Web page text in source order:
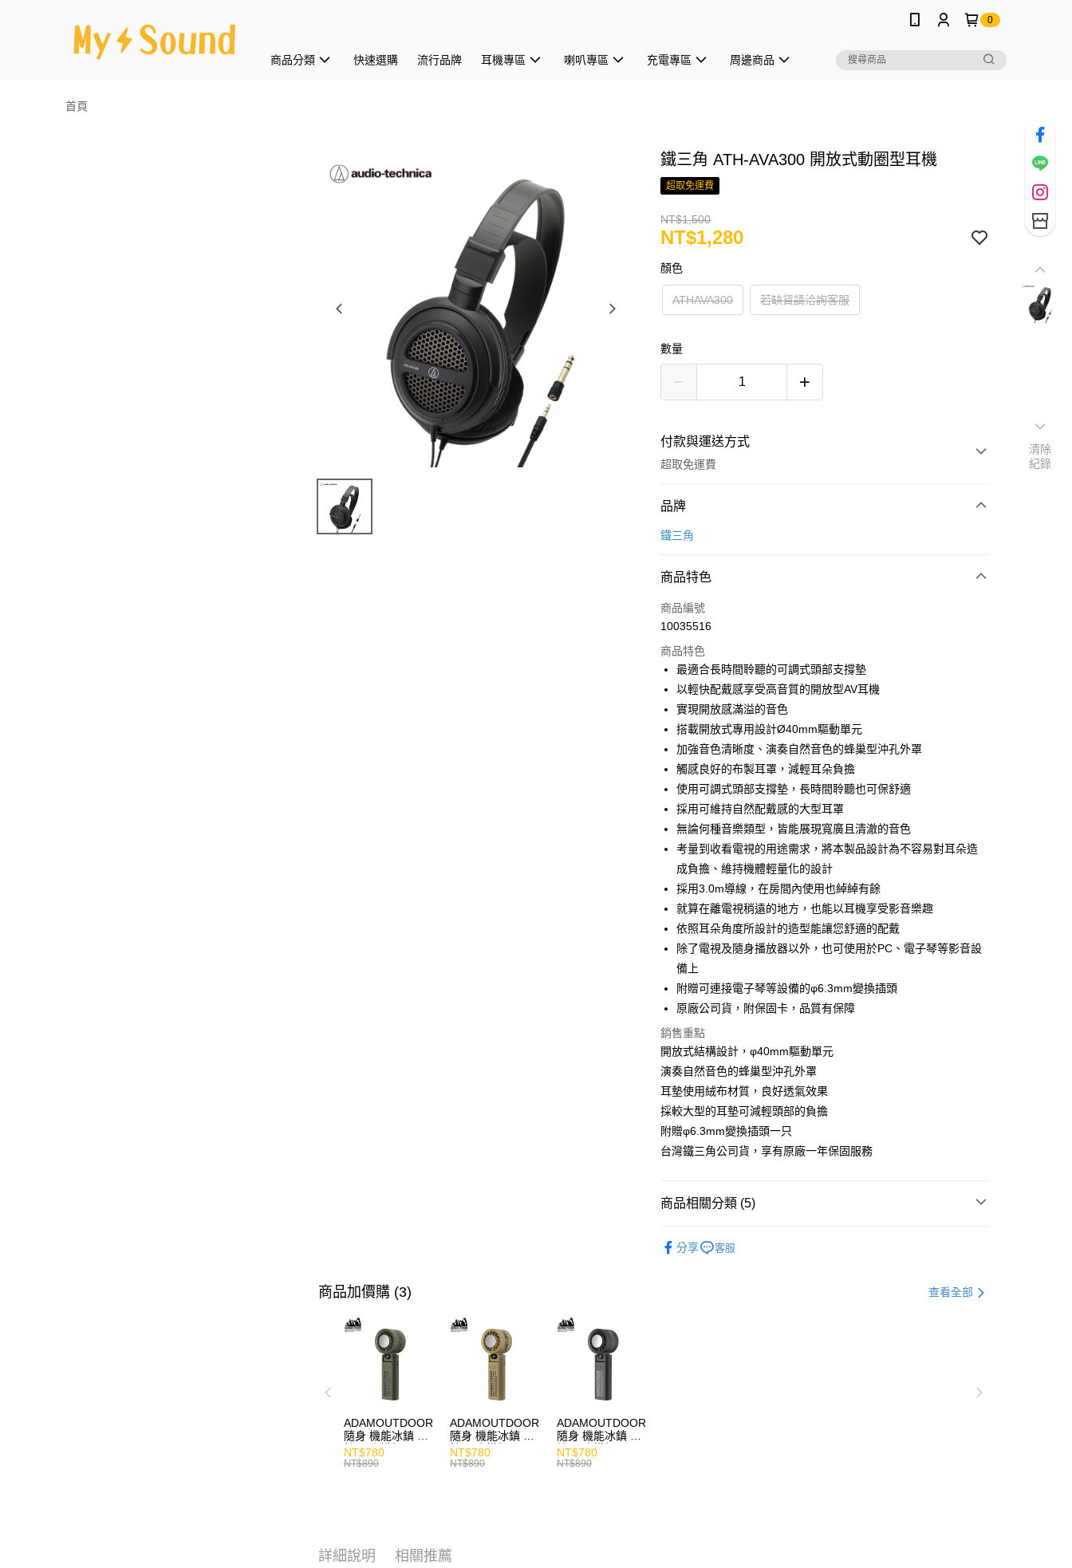
0
商品分類 快速選購 流行品牌 耳機專區 喇叭專區 充電專區 周邊商品
首頁
鐵三角 ATH-AVA300 開放式動圈型耳機
超取免運費
NT$1,500
NT$1,280
顏色
ATHAVA300 若缺貨請洽詢客服
數量
付款與運送方式
超取免運費
付款方式
信用卡一次付款
街口支付
悠遊付
ATM付款
運送方式
付款後全家取貨
免運費
付款後7-11取貨
免運費
宅配
每筆NT$130，滿NT$399(含以上)免運費
品牌
鐵三角
商品特色
商品編號
10035516
商品特色
最適合長時間聆聽的可調式頭部支撐墊
以輕快配戴感享受高音質的開放型AV耳機
實現開放感滿溢的音色
搭載開放式專用設計Ø40mm驅動單元
加強音色清晰度、演奏自然音色的蜂巢型沖孔外罩
觸感良好的布製耳罩，減輕耳朵負擔
使用可調式頭部支撐墊，長時間聆聽也可保舒適
採用可維持自然配戴感的大型耳罩
無論何種音樂類型，皆能展現寬廣且清澈的音色
考量到收看電視的用途需求，將本製品設計為不容易對耳朵造
成負擔、維持機體輕量化的設計
採用3.0m導線，在房間內使用也綽綽有餘
就算在離電視稍遠的地方，也能以耳機享受影音樂趣
依照耳朵角度所設計的造型能讓您舒適的配戴
除了電視及隨身播放器以外，也可使用於PC、電子琴等影音設
備上
附贈可連接電子琴等設備的φ6.3mm變換插頭
原廠公司貨，附保固卡，品質有保障
銷售重點
開放式結構設計，φ40mm驅動單元
演奏自然音色的蜂巢型沖孔外罩
耳墊使用絨布材質，良好透氣效果
採較大型的耳墊可減輕頭部的負擔
附贈φ6.3mm變換插頭一只
台灣鐵三角公司貨，享有原廠一年保固服務
商品相關分類 (5)
分享 客服
商品加價購 (3) 查看全部
ADAMOUTDOOR
隨身 機能冰鎮 手
持風扇 掛繩
NT$780
NT$890
ADAMOUTDOOR
隨身 機能冰鎮 手
持風扇 掛繩
NT$780
NT$890
ADAMOUTDOOR
隨身 機能冰鎮 手
持風扇 掛繩
NT$780
NT$890
詳細說明 相關推薦
清除
紀錄